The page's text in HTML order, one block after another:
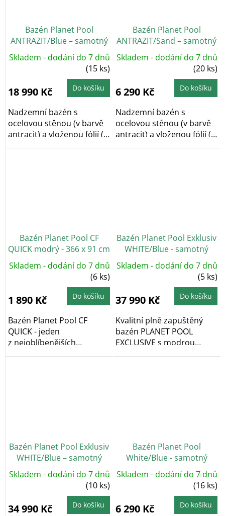
Bazén Planet Pool
ANTRAZIT/Blue – samotný
bazén 450 x 120 cm
Skladem - dodání do 7 dnů
(15 ks)
18 990 Kč Do košíku
Nadzemní bazén s
ocelovou stěnou (v barvě
antracit) a vloženou fólií (v
barvě modré) o...
Bazén Planet Pool
ANTRAZIT/Sand – samotný
bazén 350 x 90 cm
Skladem - dodání do 7 dnů
(20 ks)
6 290 Kč Do košíku
Nadzemní bazén s
ocelovou stěnou (v barvě
antracit) a vloženou fólií (v
pískové barvě)...
Bazén Planet Pool CF
QUICK modrý - 366 x 91 cm
Skladem - dodání do 7 dnů
(6 ks)
1 890 Kč Do košíku
Bazén Planet Pool CF
QUICK - jeden
z nejoblíbenějších
nadzemních bazénů v
Bazén Planet Pool Exklusiv
WHITE/Blue - samotný
bazén 600 x 320 x 150 cm
Skladem - dodání do 7 dnů
(5 ks)
37 990 Kč Do košíku
Kvalitní plně zapuštěný
bazén PLANET POOL
EXCLUSIVE s modrou
vnitřní fólií, rozměr 600...
Bazén Planet Pool Exklusiv
WHITE/Blue – samotný
bazén 525 x 320 x 150 cm
Skladem - dodání do 7 dnů
(10 ks)
34 990 Kč Do košíku
Bazén Planet Pool
White/Blue - samotný
bazén 350 x 90 cm
Skladem - dodání do 7 dnů
(16 ks)
6 290 Kč Do košíku